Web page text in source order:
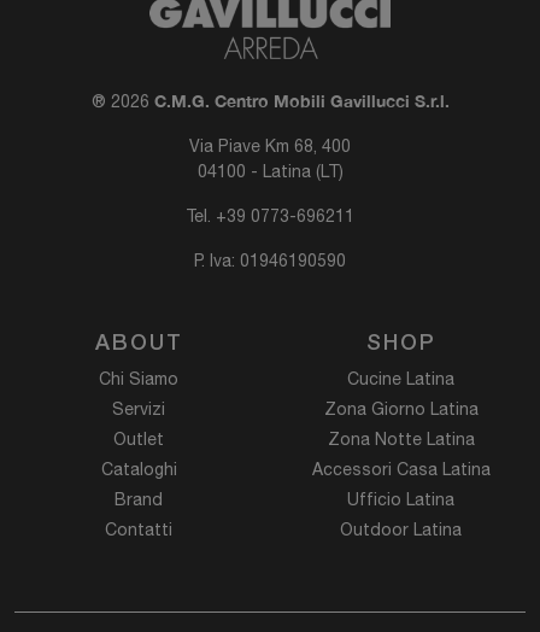
® 2026 C.M.G. Centro Mobili Gavillucci S.r.l.
Via Piave Km 68, 400
04100 - Latina (LT)
Tel. +39 0773-696211
P. Iva: 01946190590
ABOUT
Chi Siamo
Servizi
Outlet
Cataloghi
Brand
Contatti
SHOP
Cucine Latina
Zona Giorno Latina
Zona Notte Latina
Accessori Casa Latina
Ufficio Latina
Outdoor Latina